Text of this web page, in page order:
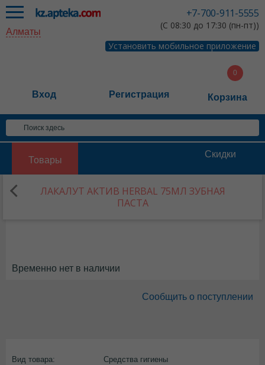
+7-700-911-5555
(С 08:30 до 17:30 (пн-пт))
Установить мобильное приложение
Алматы
Вход Регистрация Корзина
Товары
Скидки
ЛАКАЛУТ АКТИВ HERBAL 75МЛ ЗУБНАЯ
ПАСТА
Временно нет в наличии
Сообщить о поступлении
Вид товара:
Средства гигиены